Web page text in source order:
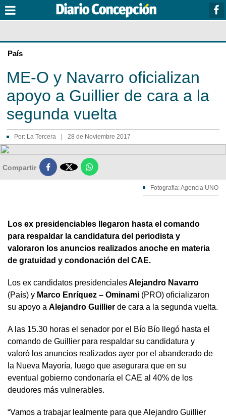
País
ME-O y Navarro oficializan
apoyo a Guillier de cara a la
segunda vuelta
Por: La Tercera 28 de Noviembre 2017
Compartir 
Fotografía: Agencia UNO
Los ex presidenciables llegaron hasta el comando
para respaldar la candidatura del periodista y
valoraron los anuncios realizados anoche en materia
de gratuidad y condonación del CAE.
Los ex candidatos presidencialesAlejandro Navarro
(País) y Marco Enríquez – Ominami (PRO) oficializaron
su apoyo a Alejandro Guillier de cara a la segunda vuelta.
A las 15.30 horas el senador por el Bío Bío llegó hasta el
comando de Guillier para respaldar su candidatura y
valoró los anuncios realizados ayer por el abanderado de
la Nueva Mayoría, luego que asegurara que en su
eventual gobierno condonaría el CAE al 40% de los
deudores más vulnerables.
“Vamos a trabajar lealmente para que Alejandro Guillier